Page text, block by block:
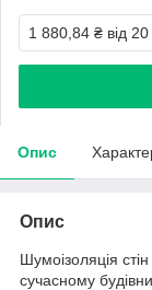
1 880,84 ₴ від
Опис
Опис
Шумоізоляція
сучасному